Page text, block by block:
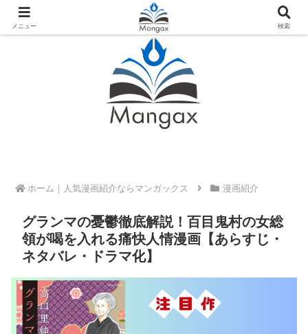
人気おすすめ漫画紹介ならMangax（マンガックス）
ホーム 漫画紹介
グランマの憂鬱徹底解説！百目鬼村の女総
領が喝を入れる痛快人情漫画【あらすじ・
ネタバレ・ドラマ化】
メニュー 検索